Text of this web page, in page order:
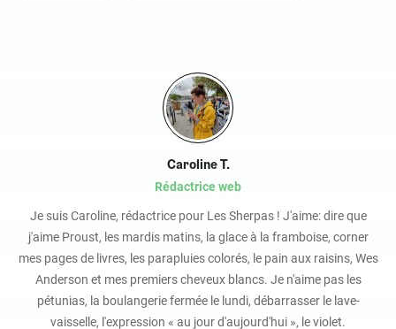
Caroline T.
Rédactrice web
Je suis Caroline, rédactrice pour Les Sherpas ! J'aime: dire que
j'aime Proust, les mardis matins, la glace à la framboise, corner
mes pages de livres, les parapluies colorés, le pain aux raisins, Wes
Anderson et mes premiers cheveux blancs. Je n'aime pas les
pétunias, la boulangerie fermée le lundi, débarrasser le lave-
vaisselle, l'expression « au jour d'aujourd'hui », le violet.